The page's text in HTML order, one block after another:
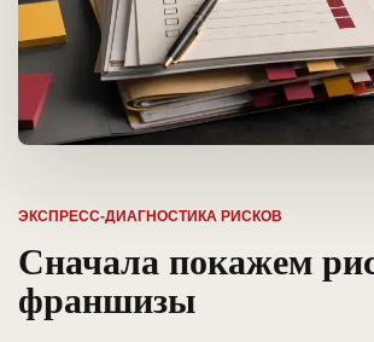
ЭКСПРЕСС-ДИАГНОСТИКА РИСКОВ
Сначала покажем
франшизы